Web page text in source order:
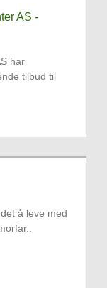
AS -
har
tilbud til
å leve med